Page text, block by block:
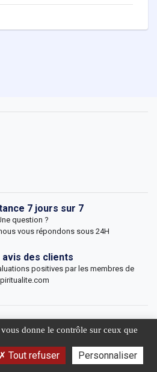
jour(s) de livraison
(66,00
7 jours sur 7
question ?
vous répondons sous 24H
avis des clients
positives par les membres de
Spiritualite.com
donne le contrôle sur ceux que
Tout refuser Personnaliser